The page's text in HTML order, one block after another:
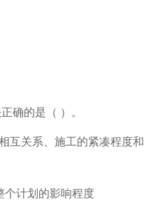
确的是（ ）。
互关系、施工的紧凑程度
个计划的影响程度